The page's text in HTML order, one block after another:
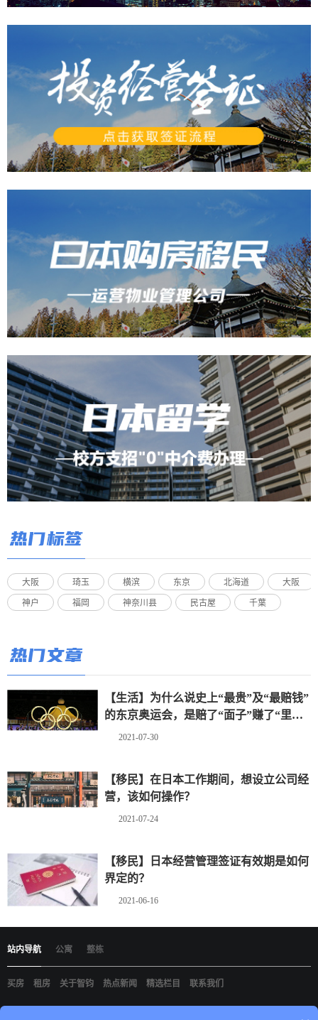
热门标签
大阪 琦玉 横滨 东京 北海道 大阪
神户 福岡 神奈川县 民古屋 千葉
热门文章
【生活】为什么说史上“最贵”及“最赔钱”
的东京奥运会，是赔了“面子”赚了“里
子”？（上）
2021-07-30
【移民】在日本工作期间，想设立公司经
营，该如何操作？
2021-07-24
【移民】日本经营管理签证有效期是如何
界定的？
2021-06-16
站内导航 公寓 整栋
买房 租房 关于智钧 热点新闻 精选栏目 联系我们